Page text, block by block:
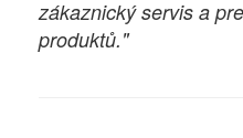
zákaznický servis a
produktů."